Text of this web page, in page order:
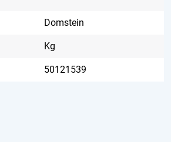
Domstein
Kg
50121539